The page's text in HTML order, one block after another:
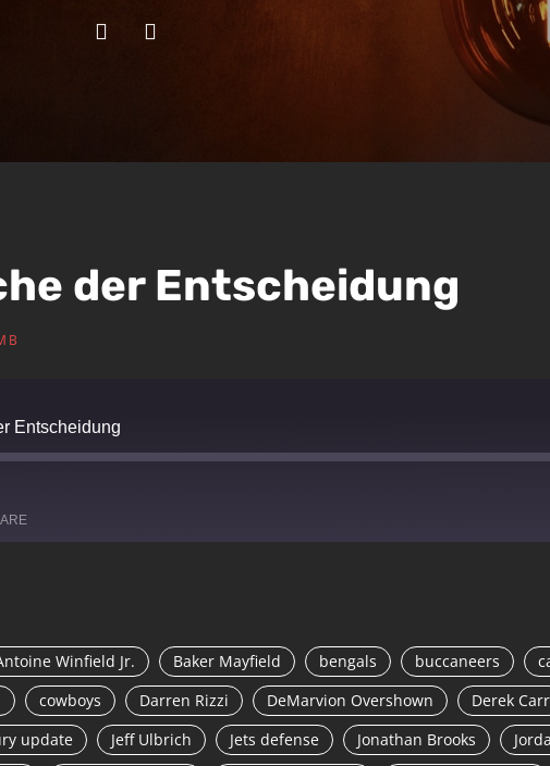
der Entscheidung
Entscheidung
Winfield Jr. Baker Mayfield bengals buccaneers
cowboys Darren Rizzi DeMarvion Overshown Derek Carr
update Jeff Ulbrich Jets defense Jonathan Brooks